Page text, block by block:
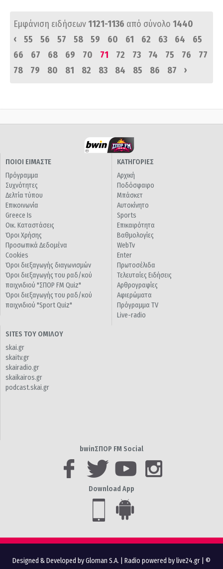
Εμφάνιση ειδήσεων1121-1136 από σύνολο 1440
‹
55 56 57 58 59 60 61 62 63 64
65
66
67 68 69 70 71 72 73 74 75 76
77
78
79 80 81 82 83 84 85 86 87 ›
ΠΟΙΟΙ ΕΙΜΑΣΤΕ
Πρόγραμμα
Συχνότητες
Δελτία τύπου
Επικοινωνία
Greece Is
Οικ. Καταστάσεις
Όροι Χρήσης
Προσωπικά Δεδομένα
Cookies
Όροι διεξαγωγής διαγωνισμών
Όροι διεξαγωγής του ραδ/κού
παιχνιδιού "ΣΠΟΡ FM Quiz"
Όροι διεξαγωγής του ραδ/κού
παιχνιδιού "Sport Quiz"
ΚΑΤΗΓΟΡΙΕΣ
Αρχική
Ποδόσφαιρο
Μπάσκετ
Αυτοκίνητο
Sports
Επικαιρότητα
Βαθμολογίες
WebTv
Enter
Πρωτοσέλιδα
Τελευταίες Ειδήσεις
Αρθρογραφίες
Αφιερώματα
Πρόγραμμα TV
Live-radio
SITES ΤΟΥ ΟΜΙΛΟΥ
skai.gr
skaitv.gr
skairadio.gr
skaikairos.gr
podcast.skai.gr
bwinΣΠΟΡ FM Social
Download App
Designed & Developed by Gloman S.A. Radio powered by live24.gr | ©